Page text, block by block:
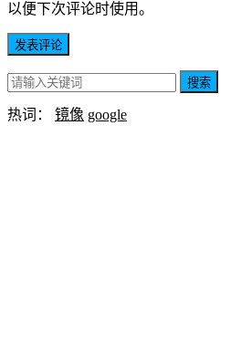
以便下次评论时使用。
搜索
热词： 镜像 google